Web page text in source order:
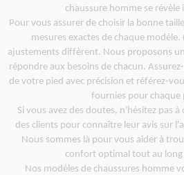
chaussure homme se révèle
Pour vous assurer de choisir la bonne
mesures exactes de chaque modèle.
ajustements diffèrent. Nous proposons
répondre aux besoins de chacun.
de votre pied avec précision et référez-
fournies pour chaque
Si vous avez des doutes, n'hésitez pas
des clients pour connaître leur avis sur
Nous sommes là pour vous aider à
confort optimal tout au long
Nos modèles de chaussures homme